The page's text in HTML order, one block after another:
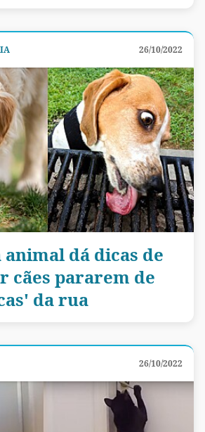
26/10/2022
dá dicas de
cães pararem de
da rua
26/10/2022